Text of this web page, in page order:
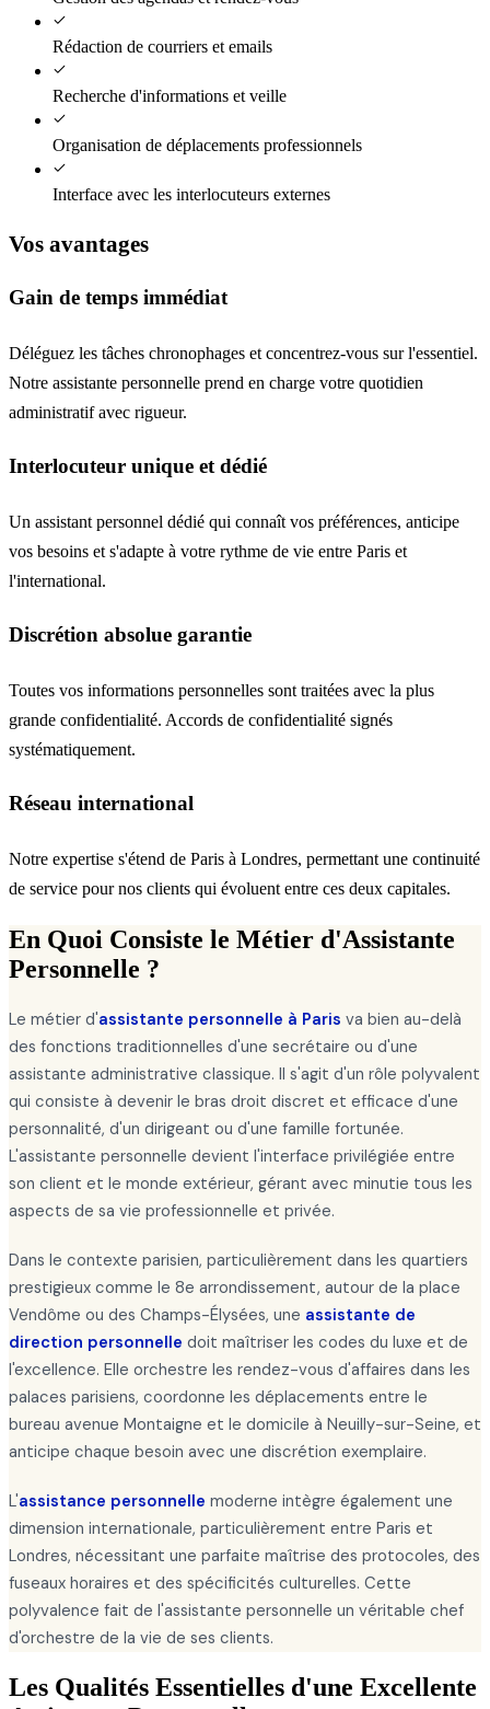
Rédaction de courriers et emails
Recherche d'informations et veille
Organisation de déplacements professionnels
Interface avec les interlocuteurs externes
Vos avantages
Gain de temps immédiat
Déléguez les tâches chronophages et concentrez-vous sur l'essentiel.
Notre assistante personnelle prend en charge votre quotidien
administratif avec rigueur.
Interlocuteur unique et dédié
Un assistant personnel dédié qui connaît vos préférences, anticipe
vos besoins et s'adapte à votre rythme de vie entre Paris et
l'international.
Discrétion absolue garantie
Toutes vos informations personnelles sont traitées avec la plus
grande confidentialité. Accords de confidentialité signés
systématiquement.
Réseau international
Notre expertise s'étend de Paris à Londres, permettant une continuité
de service pour nos clients qui évoluent entre ces deux capitales.
En Quoi Consiste le Métier d'Assistante
Personnelle ?
Le métier d'assistante personnelle à Paris va bien au-delà
des fonctions traditionnelles d'une secrétaire ou d'une
assistante administrative classique. Il s'agit d'un rôle polyvalent
qui consiste à devenir le bras droit discret et efficace d'une
personnalité, d'un dirigeant ou d'une famille fortunée.
L'assistante personnelle devient l'interface privilégiée entre
son client et le monde extérieur, gérant avec minutie tous les
aspects de sa vie professionnelle et privée.
Dans le contexte parisien, particulièrement dans les quartiers
prestigieux comme le 8e arrondissement, autour de la place
Vendôme ou des Champs-Élysées, une assistante de
direction personnelle doit maîtriser les codes du luxe et de
l'excellence. Elle orchestre les rendez-vous d'affaires dans les
palaces parisiens, coordonne les déplacements entre le
bureau avenue Montaigne et le domicile à Neuilly-sur-Seine, et
anticipe chaque besoin avec une discrétion exemplaire.
L'assistance personnelle moderne intègre également une
dimension internationale, particulièrement entre Paris et
Londres, nécessitant une parfaite maîtrise des protocoles, des
fuseaux horaires et des spécificités culturelles. Cette
polyvalence fait de l'assistante personnelle un véritable chef
d'orchestre de la vie de ses clients.
Les Qualités Essentielles d'une Excellente